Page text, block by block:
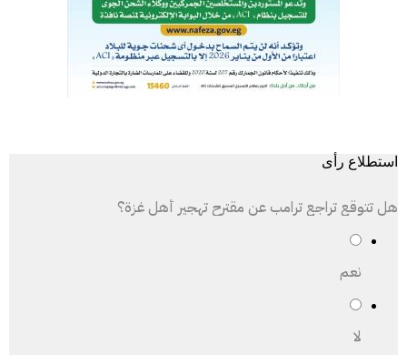
استطلاع رأى
هل تتوقع تراجع ترامب عن مقترح تهجير أهل غزة؟
نعم
لا